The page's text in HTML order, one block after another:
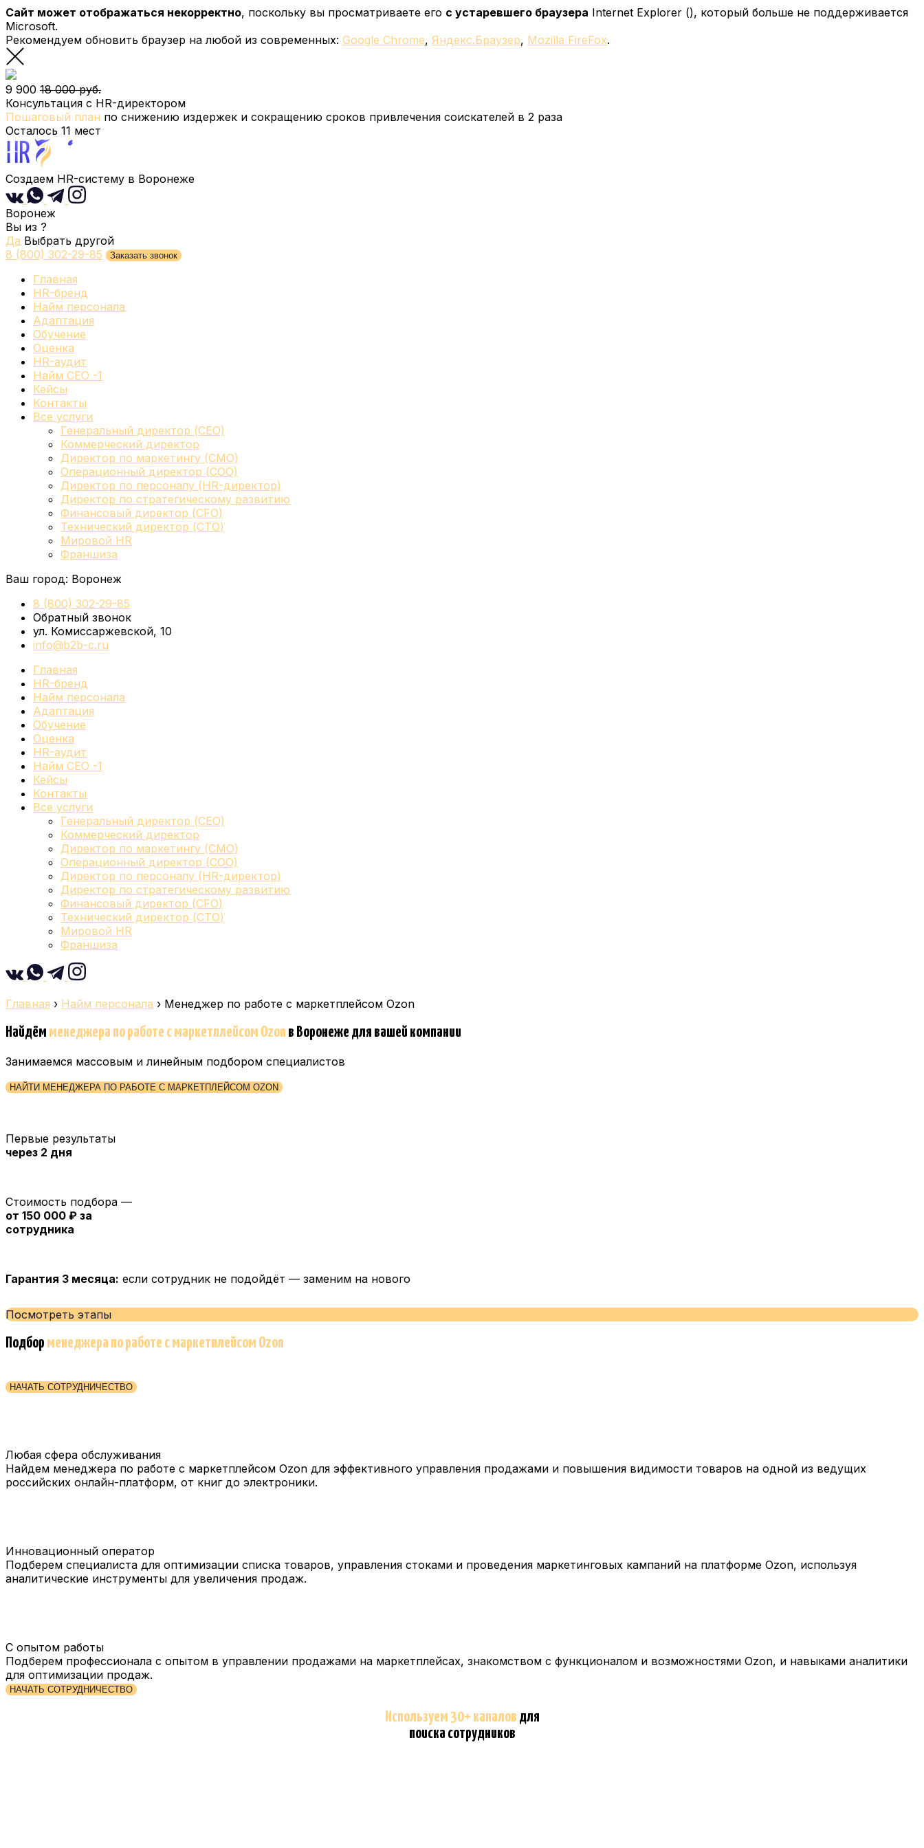
Сайт может отображаться некорректно, поскольку вы просматриваете его с устаревшего браузера Internet Explorer (), который больше не поддерживается
Microsoft.
Рекомендуем обновить браузер на любой из современных: Google Chrome, Яндекс.Браузер, Mozilla FireFox.
9 900 18 000 руб.
Консультация с HR-директором
Пошаговый план по снижению издержек и сокращению сроков привлечения соискателей в 2 раза
Осталось 11 мест
Создаем HR-систему в Воронеже
Воронеж
Вы из ?
Да Выбрать другой
8 (800) 302-29-85
Заказать звонок
Главная
HR-бренд
Найм персонала
Адаптация
Обучение
Оценка
HR-аудит
Найм СЕО -1
Кейсы
Контакты
Все услуги
Генеральный директор (CEO)
Коммерческий директор
Директор по маркетингу (CMO)
Операционный директор (COO)
Директор по персоналу (HR-директор)
Директор по стратегическому развитию
Финансовый директор (CFO)
Технический директор (CTO)
Мировой HR
Франшиза
Ваш город: Воронеж
8 (800) 302-29-85
Обратный звонок
ул. Комиссаржевской, 10
info@b2b-c.ru
Главная
HR-бренд
Найм персонала
Адаптация
Обучение
Оценка
HR-аудит
Найм СЕО -1
Кейсы
Контакты
Все услуги
Генеральный директор (CEO)
Коммерческий директор
Директор по маркетингу (CMO)
Операционный директор (COO)
Директор по персоналу (HR-директор)
Директор по стратегическому развитию
Финансовый директор (CFO)
Технический директор (CTO)
Мировой HR
Франшиза
Главная › Найм персонала › Менеджер по работе с маркетплейсом Ozon
Найдём менеджера по работе с маркетплейсом Ozon в Воронеже для вашей компании
Занимаемся массовым и линейным подбором специалистов
НАЙТИ МЕНЕДЖЕРА ПО РАБОТЕ С МАРКЕТПЛЕЙСОМ OZON
Первые результаты
через 2 дня
Стоимость подбора —
от 150 000 ₽ за
сотрудника
Гарантия 3 месяца: если сотрудник не подойдёт — заменим на нового
Посмотреть этапы
Подбор менеджера по работе с маркетплейсом Ozon
НАЧАТЬ СОТРУДНИЧЕСТВО
Любая сфера обслуживания
Найдем менеджера по работе с маркетплейсом Ozon для эффективного управления продажами и повышения видимости товаров на одной из ведущих
российских онлайн-платформ, от книг до электроники.
Инновационный оператор
Подберем специалиста для оптимизации списка товаров, управления стоками и проведения маркетинговых кампаний на платформе Ozon, используя
аналитические инструменты для увеличения продаж.
С опытом работы
Подберем профессионала с опытом в управлении продажами на маркетплейсах, знакомством с функционалом и возможностями Ozon, и навыками аналитики
для оптимизации продаж.
НАЧАТЬ СОТРУДНИЧЕСТВО
Используем 30+ каналов для
поиска сотрудников